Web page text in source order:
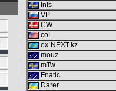
Infs
VP
CW
coL
ex-NEXT.kz
mouz
mTw
Fnatic
Darer